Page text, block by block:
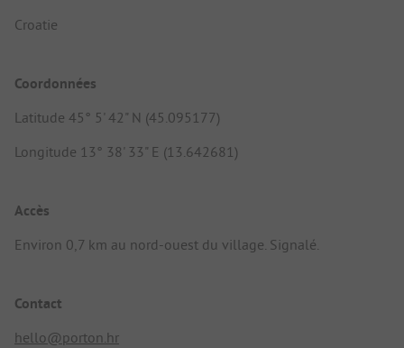
Croatie
Coordonnées
Latitude 45° 5' 42" N (45.095177)
Longitude 13° 38' 33" E (13.642681)
Accès
Environ 0,7 km au nord-ouest du village. Signalé.
Contact
hello@porton.hr